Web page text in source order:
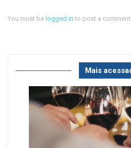
You must be logged in to post a comment.
Mais